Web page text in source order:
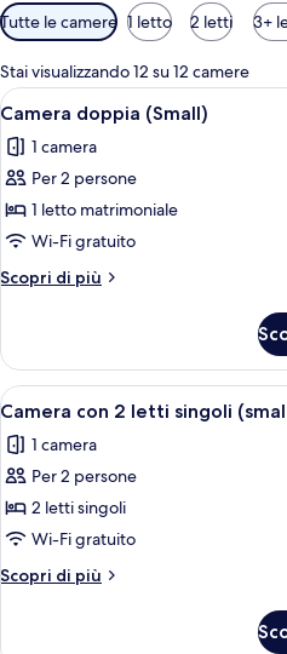
Filtri
disponibili
per
le
camere
Tutte le camere 1 letto 2 letti 3+
Stai visualizzando 12 su 12 camere
Apri
tutte
le
foto
per
Camera
doppia
(Small)
15
Camera doppia (Small)
1 camera
Per 2 persone
1 letto matrimoniale
Wi-Fi gratuito
Scopri di più
Altri
doppia
(Small)
Apri
tutte
le
foto
per
Camera
con
2
14
Camera con 2 letti singoli
1 camera
Per 2 persone
2 letti singoli
Wi-Fi gratuito
Scopri di più
Altri